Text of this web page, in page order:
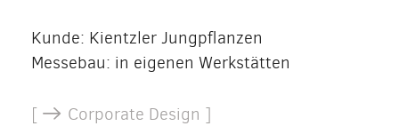
Kunde: Kientzler Jungpflanzen
Messebau: in eigenen Werkstätten
[ Corporate Design ]